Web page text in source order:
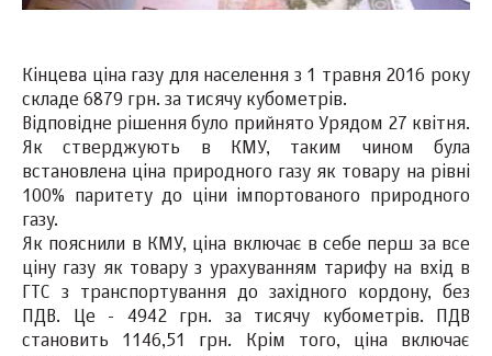
Кінцева ціна газу для населення з 1 травня 2016 року
складе 6879 грн. за тисячу кубометрів.
Відповідне рішення було прийнято Урядом 27 квітня.
Як стверджують в КМУ, таким чином була
встановлена ​​ціна природного газу як товару на рівні
100% паритету до ціни імпортованого природного
газу.
Як пояснили в КМУ, ціна включає в себе перш за все
ціну газу як товару з урахуванням тарифу на вхід в
ГТС з транспортування до західного кордону, без
ПДВ. Це - 4942 грн. за тисячу кубометрів. ПДВ
становить 1146,51 грн. Крім того, ціна включає